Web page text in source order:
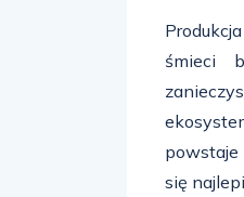
śmieci
się